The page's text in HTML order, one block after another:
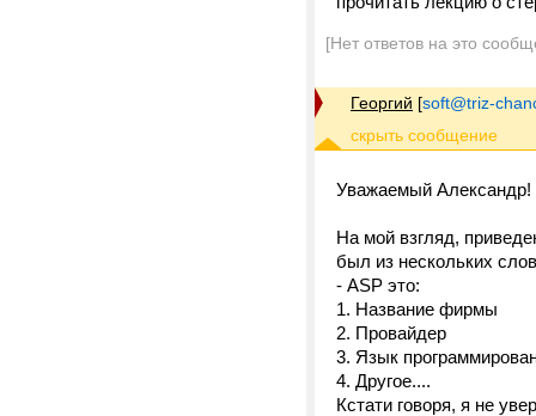
[Нет ответов на это
Георгий [soft@triz-
Уважаемый Александр!
На мой взгляд,
был из нескольких
- ASP это:
1. Название фирмы
2. Провайдер
3. Язык
4. Другое....
Кстати говоря, я не